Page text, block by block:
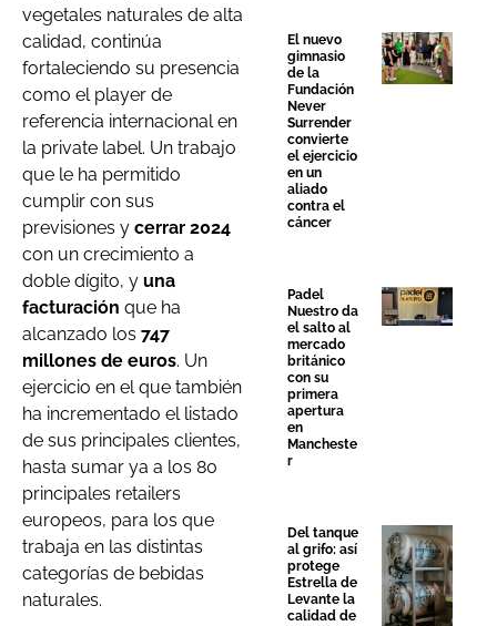
vegetales naturales de alta
calidad, continúa
fortaleciendo su presencia
como el player de
referencia internacional en
la private label. Un trabajo
que le ha permitido
cumplir con sus
previsiones y cerrar 2024
con un crecimiento a
doble dígito, y una
facturación que ha
alcanzado los 747
millones de euros. Un
ejercicio en el que también
ha incrementado el listado
de sus principales clientes,
hasta sumar ya a los 80
principales retailers
europeos, para los que
trabaja en las distintas
categorías de bebidas
naturales.
El nuevo
gimnasio
de la
Fundación
Never
Surrender
convierte
el ejercicio
en un
aliado
contra el
cáncer
Padel
Nuestro da
el salto al
mercado
británico
con su
primera
apertura
en
Mancheste
r
Del tanque
al grifo: así
protege
Estrella de
Levante la
calidad de